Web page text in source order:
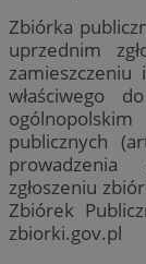
Zbiórka
uprzednim
zamieszczeniu
właściwego
publicznych
prowadzenia
zgłoszeniu
Zbiórek
zbiorki.gov.pl